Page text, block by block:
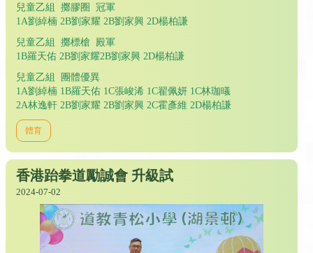
兒童乙組 擲膠圈 冠軍
1A劉綽楠 2B劉家耀 2B劉家興 2D楊柏謙
兒童乙組 擲標槍 殿軍
1B羅天佑 2B劉家耀2B劉家興 2D楊柏謙
兒童乙組 團體優異
1A劉綽楠 1B羅天佑 1C張峻浠 1C翟佩妍 1C林珈㬢
2A林逸軒 2B劉家耀 2B劉家興 2C霍彥維 2D楊柏謙
體育
香港跆拳道勵誠會 升級試
2024-07-02